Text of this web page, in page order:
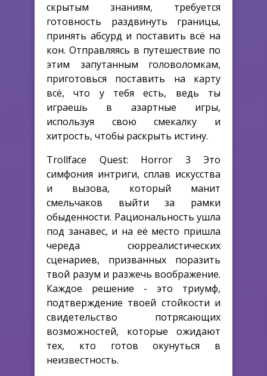
скрытым знаниям, требуется
готовность раздвинуть границы,
принять абсурд и поставить всё на
кон. Отправляясь в путешествие по
этим запутанным головоломкам,
приготовься поставить на карту
всё, что у тебя есть, ведь ты
играешь в азартные игры,
используя свою смекалку и
хитрость, чтобы раскрыть истину.
Trollface Quest: Horror 3 Это
симфония интриги, сплав искусства
и вызова, который манит
смельчаков выйти за рамки
обыденности. Рациональность ушла
под занавес, и на её место пришла
череда сюрреалистических
сценариев, призванных поразить
твой разум и разжечь воображение.
Каждое решение - это триумф,
подтверждение твоей стойкости и
свидетельство потрясающих
возможностей, которые ожидают
тех, кто готов окунуться в
неизвестность.